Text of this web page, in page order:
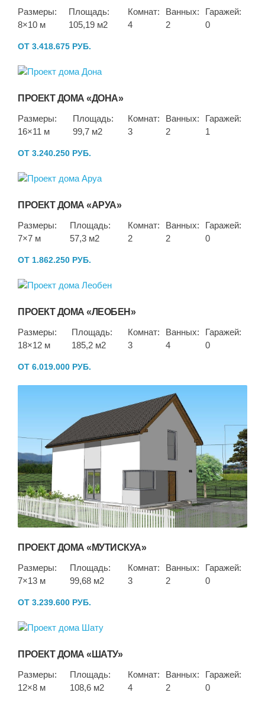
Размеры:
8×10 м
Площадь:
105,19 м2
Комнат:
4
Ванных:
2
Гаражей:
0
ОТ 3.418.675 РУБ.
ПРОЕКТ ДОМА «ДОНА»
Размеры:
16×11 м
Площадь:
99,7 м2
Комнат:
3
Ванных:
2
Гаражей:
1
ОТ 3.240.250 РУБ.
ПРОЕКТ ДОМА «АРУА»
Размеры:
7×7 м
Площадь:
57,3 м2
Комнат:
2
Ванных:
2
Гаражей:
0
ОТ 1.862.250 РУБ.
ПРОЕКТ ДОМА «ЛЕОБЕН»
Размеры:
18×12 м
Площадь:
185,2 м2
Комнат:
3
Ванных:
4
Гаражей:
0
ОТ 6.019.000 РУБ.
ПРОЕКТ ДОМА «МУТИСКУА»
Размеры:
7×13 м
Площадь:
99,68 м2
Комнат:
3
Ванных:
2
Гаражей:
0
ОТ 3.239.600 РУБ.
ПРОЕКТ ДОМА «ШАТУ»
Размеры:
12×8 м
Площадь:
108,6 м2
Комнат:
4
Ванных:
2
Гаражей:
0